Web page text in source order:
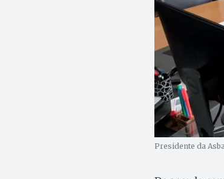
Presidente da